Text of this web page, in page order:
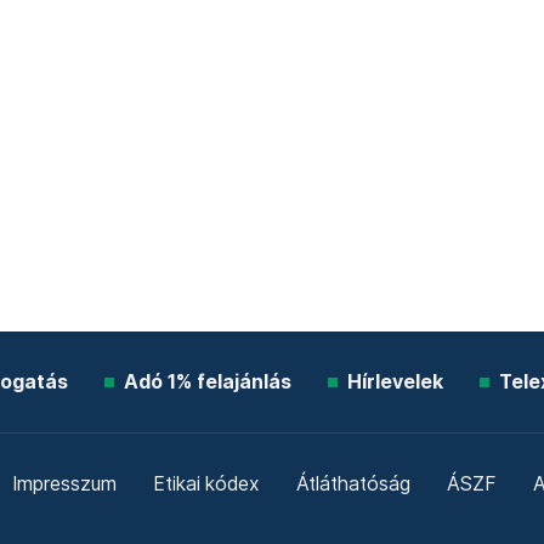
Adó 1% felajánlás Hírlevelek
Impresszum Etikai kódex Átláthatóság ÁSZF